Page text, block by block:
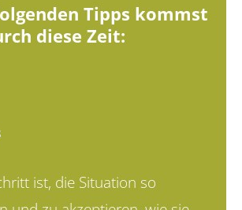
Tipps kommst
diese Zeit:
ist, die Situation so